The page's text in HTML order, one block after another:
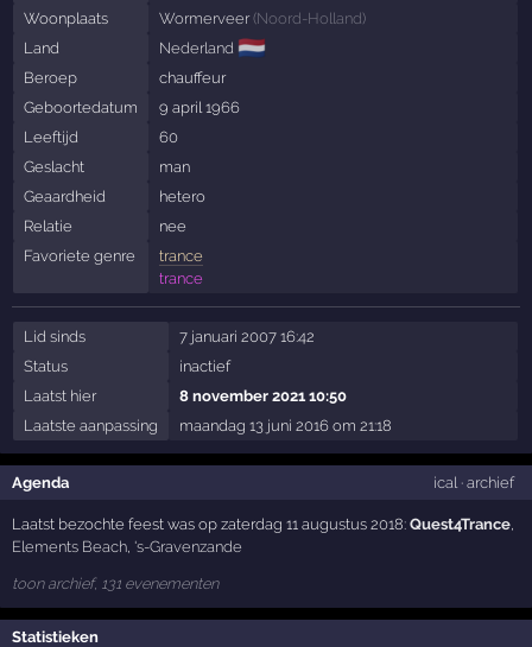
Woonplaats
Wormerveer (Noord-Holland)
Land
Nederland 🇳🇱
Beroep
chauffeur
Geboortedatum
9 april 1966
Leeftijd
60
Geslacht
man
Geaardheid
hetero
Relatie
nee
Favoriete genre
trance
trance
Lid sinds
7 januari 2007 16:42
Status
inactief
Laatst hier
8 november 2021 10:50
Laatste aanpassing
maandag 13 juni 2016 om 21:18
Agenda ical· archief
Laatst bezochte feest was op zaterdag 11 augustus 2018:Quest4Trance
Elements Beach 's-Gravenzande
toon archief, 131 evenementen
Statistieken